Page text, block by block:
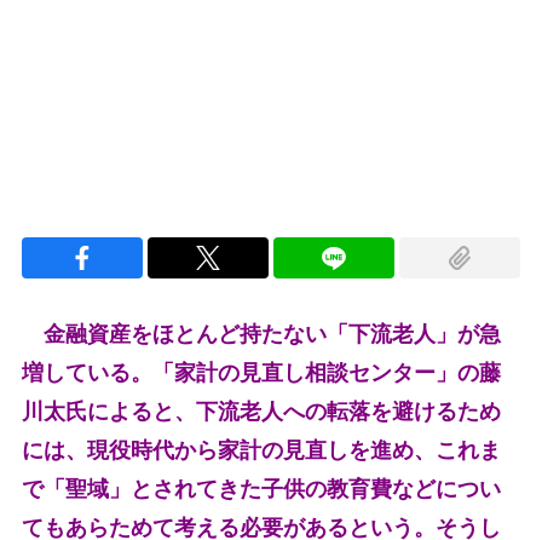
金融資産をほとんど持たない「下流老人」が急
増している。「家計の見直し相談センター」の藤
川太氏によると、下流老人への転落を避けるため
には、現役時代から家計の見直しを進め、これま
で「聖域」とされてきた子供の教育費などについ
てもあらためて考える必要があるという。そうし